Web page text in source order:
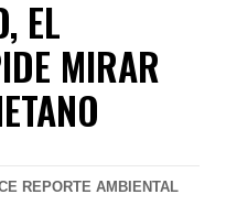
EL
MIRAR
REPORTE AMBIENTAL